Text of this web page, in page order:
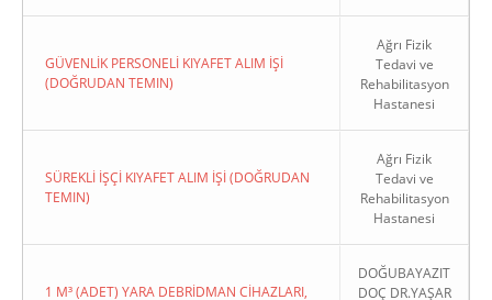
GÜVENLİK PERSONELİ KIYAFET ALIM İŞİ
(DOĞRUDAN TEMIN)
Ağrı Fizik
Tedavi ve
Rehabilitasyon
Hastanesi
SÜREKLİ İŞÇİ KIYAFET ALIM İŞİ (DOĞRUDAN
TEMIN)
Ağrı Fizik
Tedavi ve
Rehabilitasyon
Hastanesi
1 M³ (ADET) YARA DEBRİDMAN CİHAZLARI,
DOĞUBAYAZIT
DOÇ DR.YAŞAR